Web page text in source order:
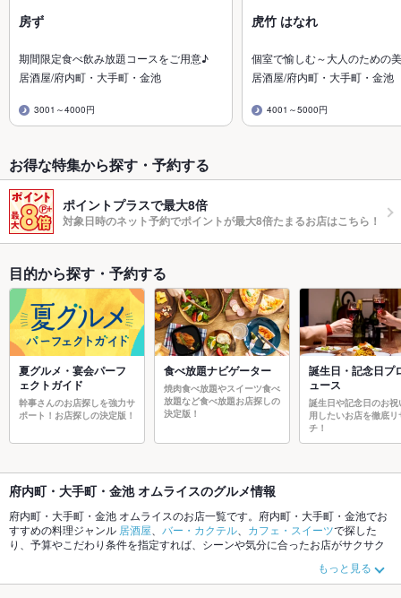
房ず
期間限定食べ飲み放題コースをご用意♪
居酒屋/府内町・大手町・金池
3001～4000円
虎竹 はなれ
個室で愉しむ～大人のための
居酒屋/府内町・大手町・金池
4001～5000円
お得な特集から探す・予約する
ポイントプラスで最大8倍
対象日時のネット予約でポイントが最大8倍たまるお店はこちら！
目的から探す・予約する
夏グルメ・宴会パーフ
ェクトガイド
幹事さんのお店探しを強力サ
ポート！お店探しの決定版！
食べ放題ナビゲーター
焼肉食べ放題やスイーツ食べ
放題など食べ放題お店探しの
決定版！
誕生日・記念日プ
ュース
誕生日や記念日のお祝
用したいお店を徹底リ
チ！
府内町・大手町・金池 オムライスのグルメ情報
府内町・大手町・金池 オムライスのお店一覧です。府内町・大手町・金池でお
すすめの料理ジャンル 居酒屋 バー・カクテル カフェ・スイーツで探した
り、予算やこだわり条件を指定すれば、シーンや気分に合ったお店がサクサク
もチェックしてみてください。ホッ
トペッパーグルメなら、お得なクーポンはもちろん、こだわりメニューからあ
もっと見る